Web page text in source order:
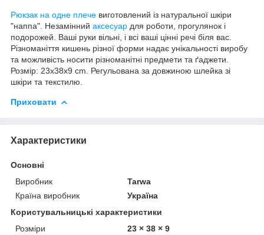
Рюкзак на одне плече виготовлений із натуральної шкіри
"наппа". Незамінний аксесуар для роботи, прогулянок і
подорожей. Ваші руки вільні, і всі ваші цінні речі біля вас.
Різноманіття кишень різної форми надає унікальності виробу
та можливість носити різноманітні предмети та ґаджети.
Розмір: 23x38x9 cm. Регульована за довжиною шлейка зі
шкіри та текстилю.
Приховати
Характеристики
Основні
Виробник
Tarwa
Країна виробник
Україна
Користувальницькі характеристики
Розміри
23 × 38 × 9